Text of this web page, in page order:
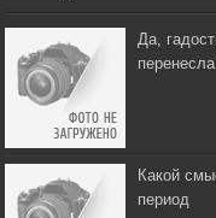
Да,
Какой
период